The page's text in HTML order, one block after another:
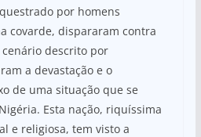
por homens
covarde, dispararam contra
descrito por
a devastação e o
de uma situação que se
Esta nação, riquíssima
e religiosa, tem visto a